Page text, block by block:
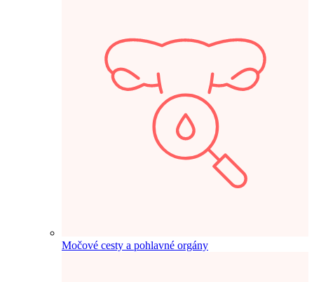
Močové cesty a pohlavné orgány